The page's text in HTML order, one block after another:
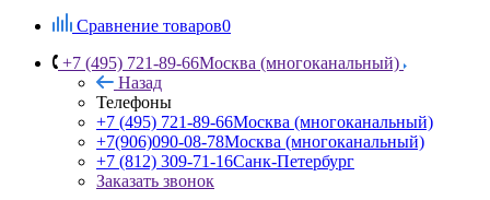
Сравнение товаров0
+7 (495) 721-89-66Москва (многоканальный)
Назад
Телефоны
+7 (495) 721-89-66Москва (многоканальный)
+7(906)090-08-78Москва (многоканальный)
+7 (812) 309-71-16Санк-Петербург
Заказать звонок